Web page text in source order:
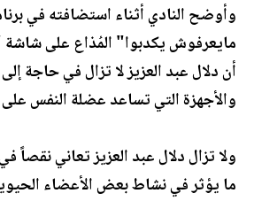
وأوضح النادي أثناء استضافته في
مايعرفوش يكدبوا" المُذاع على
أن دلال عبد العزيز لا تزال في حاجة
والأجهزة التي تساعد عضلة النفس
ولا تزال دلال عبد العزيز تعاني نقصاً
ما يؤثر في نشاط بعض الأعضاء